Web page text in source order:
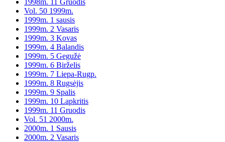
1998m. 11 Gruodis
Vol. 50 1999m.
1999m. 1 sausis
1999m. 2 Vasaris
1999m. 3 Kovas
1999m. 4 Balandis
1999m. 5 Gegužė
1999m. 6 Birželis
1999m. 7 Liepa-Rugp.
1999m. 8 Rugsėjis
1999m. 9 Spalis
1999m. 10 Lapkritis
1999m. 11 Gruodis
Vol. 51 2000m.
2000m. 1 Sausis
2000m. 2 Vasaris